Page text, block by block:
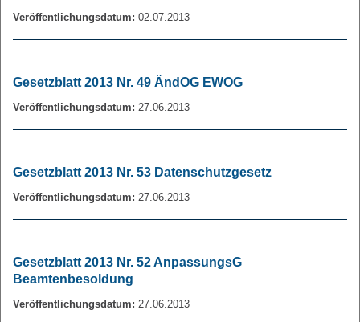
Veröffentlichungsdatum: 02.07.2013
Gesetzblatt 2013 Nr. 49 ÄndOG EWOG
Veröffentlichungsdatum: 27.06.2013
Gesetzblatt 2013 Nr. 53 Datenschutzgesetz
Veröffentlichungsdatum: 27.06.2013
Gesetzblatt 2013 Nr. 52 AnpassungsG
Beamtenbesoldung
Veröffentlichungsdatum: 27.06.2013